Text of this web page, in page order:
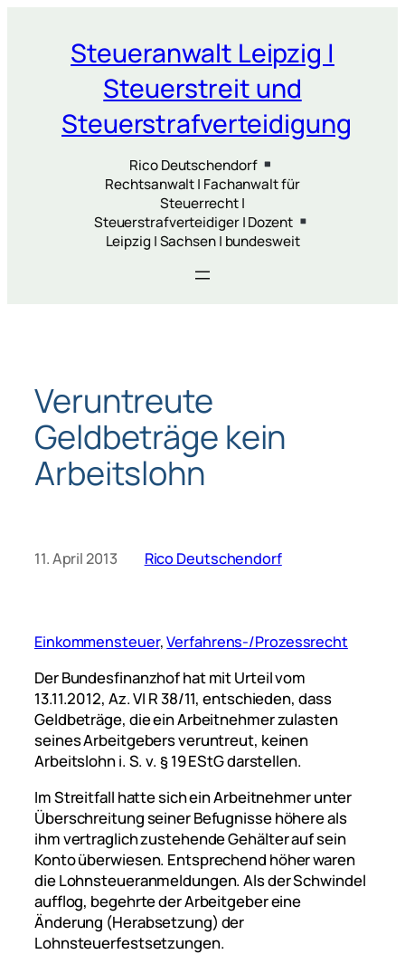
springenSteueranwalt Leipzig |
Steuerstreit und
Steuerstrafverteidigung
Rico Deutschendorf
Rechtsanwalt | Fachanwalt für
Steuerrecht |
Steuerstrafverteidiger | Dozent
Leipzig | Sachsen | bundesweit
Veruntreute
Geldbeträge kein
Arbeitslohn
11. April 2013 Rico Deutschendorf
Einkommensteuer, Verfahrens-/Prozessrecht
Der Bundesfinanzhof hat mit Urteil vom
13.11.2012, Az. VI R 38/11, entschieden, dass
Geldbeträge, die ein Arbeitnehmer zulasten
seines Arbeitgebers veruntreut, keinen
Arbeitslohn i. S. v. § 19 EStG darstellen.
Im Streitfall hatte sich ein Arbeitnehmer unter
Überschreitung seiner Befugnisse höhere als
ihm vertraglich zustehende Gehälter auf sein
Konto überwiesen. Entsprechend höher waren
die Lohnsteueranmeldungen. Als der Schwindel
aufflog, begehrte der Arbeitgeber eine
Änderung (Herabsetzung) der
Lohnsteuerfestsetzungen.